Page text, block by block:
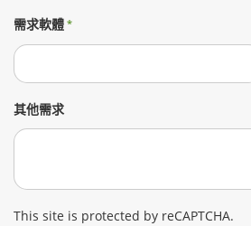
需求軟體
其他需求
This site is protected by reCAPTCHA.